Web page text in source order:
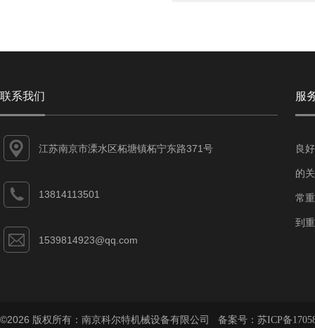
联系我们
江苏南京市溧水区柘塘镇柘宁东路371号
13814113501
1539814923@qq.com
服
良
的
常
到
©2026 版权所有：南京科尔特机械设备有限公司 备案号： 苏ICP备